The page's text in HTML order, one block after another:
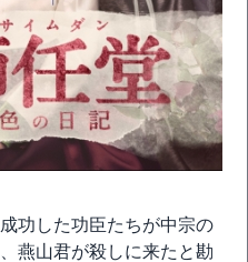
功した功臣たちが中宗の
燕山君が殺しに来たと勘